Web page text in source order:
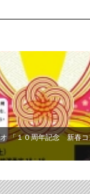
「１０周年記念 新春コ